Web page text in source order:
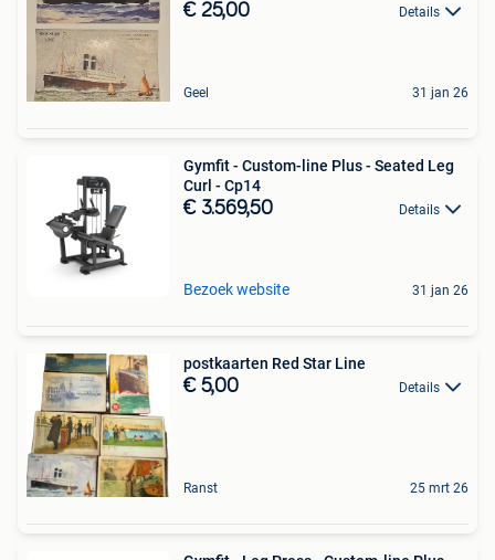
€ 25,00 Details
Geel 31 jan 26
Gymfit - Custom-line Plus - Seated Leg
Curl - Cp14
€ 3.569,50 Details
Bezoek website 31 jan 26
postkaarten Red Star Line
€ 5,00 Details
Ranst 25 mrt 26